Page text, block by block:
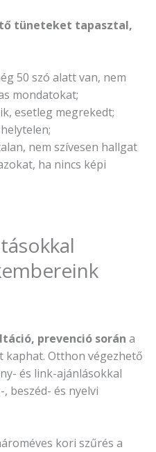
tüneteket tapasztal,
50 szó alatt van, nem
mondatokat;
esetleg megrekedt;
nem szívesen hallgat
ha nincs képi
prevenció során a
kaphat. Otthon végezhető
és link-ajánlásokkal
beszéd- és nyelvi
kori szűrés a